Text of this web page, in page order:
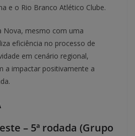
e o Rio Branco Atlético Clube.
Nova, mesmo com uma
eficiência no processo de
em cenário regional,
a impactar positivamente a
– 5ª rodada (Grupo